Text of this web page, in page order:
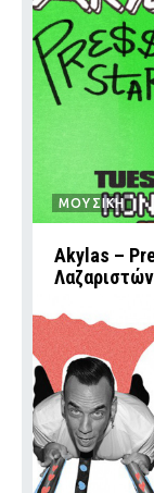
ΜΟΥΣΙΚΗ
Akylas –
Λαζαριστών